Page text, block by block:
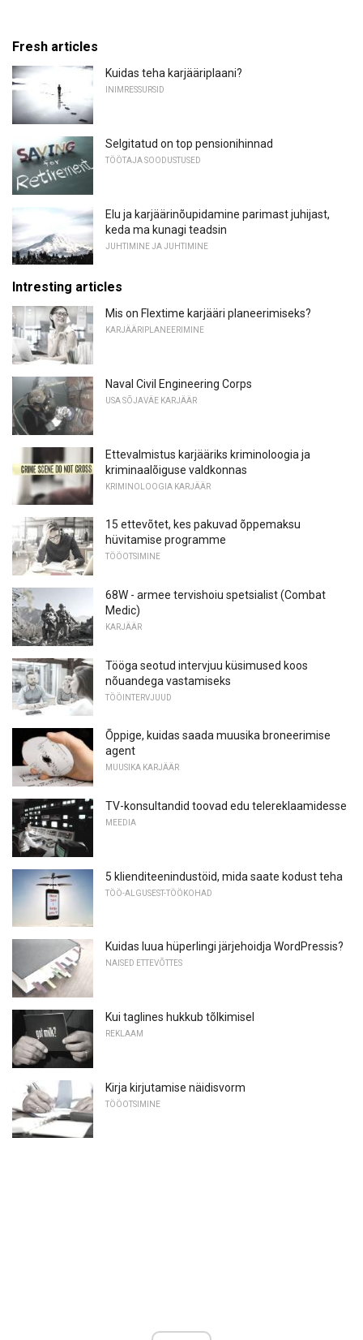
Fresh articles
Kuidas teha karjääriplaani?
INIMRESSURSID
Selgitatud on top pensionihinnad
TÖÖTAJA SOODUSTUSED
Elu ja karjäärinõupidamine parimast juhijast,
keda ma kunagi teadsin
JUHTIMINE JA JUHTIMINE
Intresting articles
Mis on Flextime karjääri planeerimiseks?
KARJÄÄRIPLANEERIMINE
Naval Civil Engineering Corps
USA SÕJAVÄE KARJÄÄR
Ettevalmistus karjääriks kriminoloogia ja
kriminaalõiguse valdkonnas
KRIMINOLOOGIA KARJÄÄR
15 ettevõtet, kes pakuvad õppemaksu
hüvitamise programme
TÖÖOTSIMINE
68W - armee tervishoiu spetsialist (Combat
Medic)
KARJÄÄR
Tööga seotud intervjuu küsimused koos
nõuandega vastamiseks
TÖÖINTERVJUUD
Õppige, kuidas saada muusika broneerimise
agent
MUUSIKA KARJÄÄR
TV-konsultandid toovad edu telereklaamidesse
MEEDIA
5 klienditeenindustöid, mida saate kodust teha
TÖÖ-ALGUSEST-TÖÖKOHAD
Kuidas luua hüperlingi järjehoidja WordPressis?
NAISED ETTEVÕTTES
Kui taglines hukkub tõlkimisel
REKLAAM
Kirja kirjutamise näidisvorm
TÖÖOTSIMINE